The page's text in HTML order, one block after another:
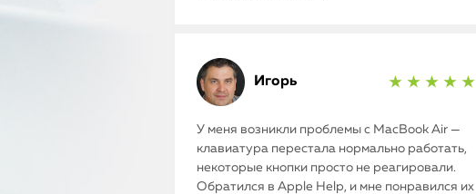
Игорь ★ ★ ★ ★ ★
У меня возникли проблемы с MacBook Air —
клавиатура перестала нормально работать,
некоторые кнопки просто не реагировали.
Обратился в Apple Help, и мне понравился их